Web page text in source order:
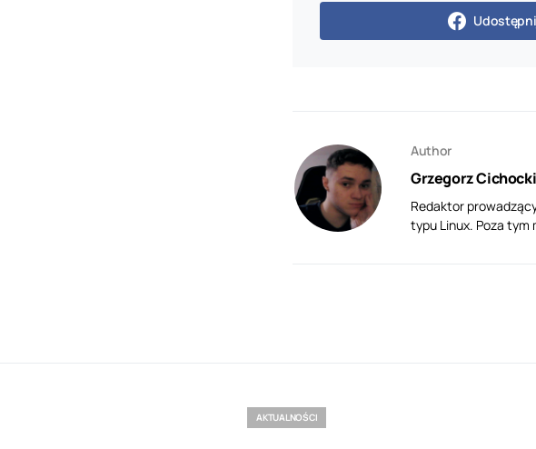
Author
Grzegorz Cichocki
Redaktor
typu Linux. Poza
AKTUALNOŚCI